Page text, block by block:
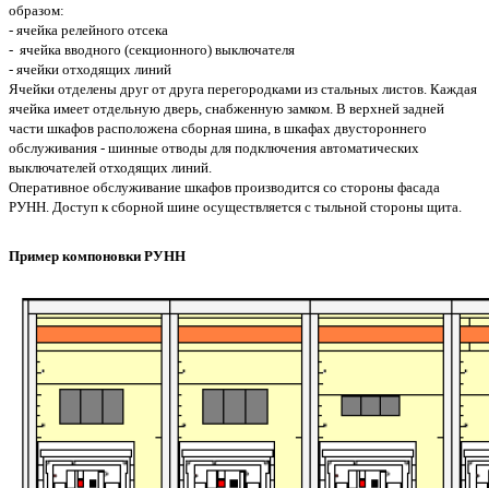
образом:
- ячейка релейного отсека
- ячейка вводного (секционного) выключателя
- ячейки отходящих линий
Ячейки отделены друг от друга перегородками из стальных листов. Каждая
ячейка имеет отдельную дверь, снабженную замком. В верхней задней
части шкафов расположена сборная шина, в шкафах двустороннего
обслуживания - шинные отводы для подключения автоматических
выключателей отходящих линий.
Оперативное обслуживание шкафов производится со стороны фасада
РУНН. Доступ к сборной шине осуществляется с тыльной стороны щита.
Пример компоновки РУНН